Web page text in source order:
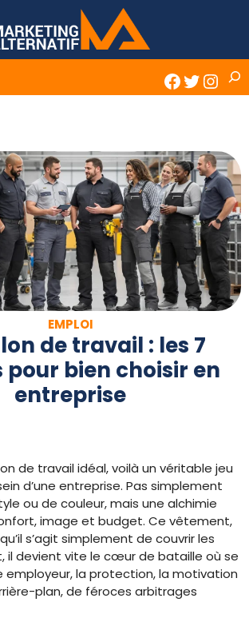
Twitter
EMPLOI
de travail : les 7
pour bien choisir en
entreprise
de travail idéal, voilà un véritable jeu
d’une entreprise. Pas simplement
ou de couleur, mais une alchimie
image et budget. Ce vêtement,
s’agit simplement de couvrir les
il devient vite le cœur de bataille où se
employeur, la protection, la motivation
plan, de féroces arbitrages